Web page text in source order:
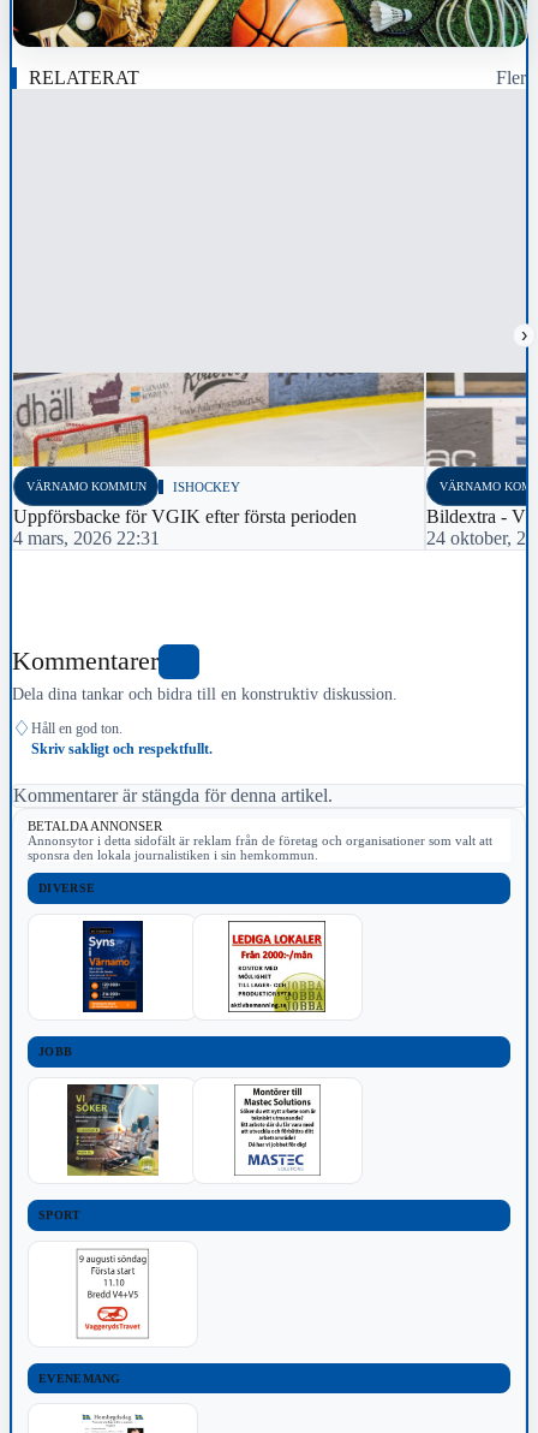
RELATERAT Fler
›
VÄRNAMO KOMMUN ISHOCKEY
Uppförsbacke för VGIK efter första perioden
4 mars, 2026 22:31
VÄRNAMO
Bildextra -
24 oktober,
Kommentarer
Dela dina tankar och bidra till en konstruktiv diskussion.
♢ Håll en god ton.
Skriv sakligt och respektfullt.
Kommentarer är stängda för denna artikel.
BETALDA ANNONSER
Annonsytor i detta sidofält är reklam från de företag och organisationer som valt att
sponsra den lokala journalistiken i sin hemkommun.
DIVERSE
JOBB
SPORT
EVENEMANG